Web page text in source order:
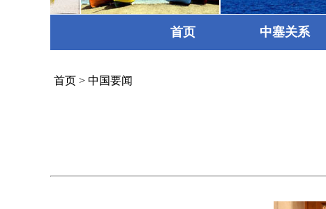
首页 中塞关系
首页 > 中国要闻